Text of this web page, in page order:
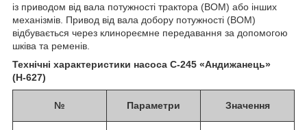
із приводом від вала потужності трактора (ВОМ) або інших
механізмів. Привод від вала добору потужності (ВОМ)
відбувається через клинореємне передавання за допомогою
шківа та ременів.
Технічні характеристики насоса С-245 «Андижанець»
(Н-627)
№ Параметри Значення